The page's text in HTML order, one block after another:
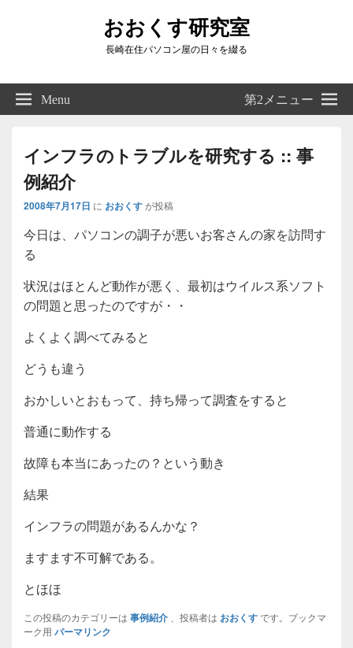
おおくす研究室
長崎在住パソコン屋の日々を綴る
Right
Sidebar
Widget
Menu 第2メニュー
インフラのトラブルを研究する :: 事
例紹介
2008年7月17日 に おおくすが投稿
今日は、パソコンの調子が悪いお客さんの家を訪問す
る
状況はほとんど動作が悪く、最初はウイルス系ソフト
の問題と思ったのですが・・
よくよく調べてみると
どうも違う
おかしいとおもって、持ち帰って調査をすると
普通に動作する
故障も本当にあったの？という動き
結果
インフラの問題があるんかな？
ますます不可解である。
とほほ
この投稿のカテゴリーは 事例紹介 、投稿者は おおくすです。ブックマ
ーク用 パーマリンク